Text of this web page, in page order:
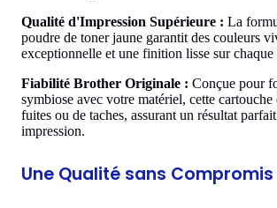
Qualité d'Impression Supérieure : La
poudre de toner jaune garantit des couleurs
exceptionnelle et une finition lisse sur chaque
Fiabilité Brother Originale : Conçue pour
symbiose avec votre matériel, cette
fuites ou de taches, assurant un résultat
impression.
Une Qualité sans Compromis